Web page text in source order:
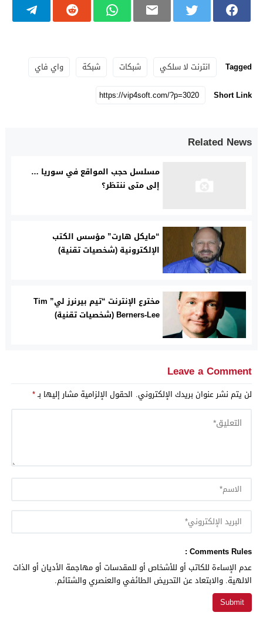
Tagged انترنت لا سلكي شبكات شبكة
واي فاي
Short Link
Related News
مسلسل حجب المواقع في سوريا …
إلى متى ننتظر؟
“مايكل هارت” مؤسس الكتب
الإلكترونية (شخصيات تقنية)
مخترع الإنترنت “تيم بيرنرز لي” Tim
Berners-Lee (شخصيات تقنية)
Leave a Comment
لن يتم نشر عنوان بريدك الإلكتروني. الحقول الإلزامية مشار إليها بـ*
Comments Rules :
عدم الإساءة للكاتب أو للأشخاص أو للمقدسات أو مهاجمة الأديان أو الذات
الالهية. والابتعاد عن التحريض الطائفي والعنصري والشتائم.